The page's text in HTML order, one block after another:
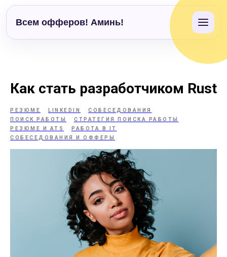
Всем офферов! Аминь!
Как стать разработчиком Rust
РЕЗЮМЕ LINKEDIN
СОБЕСЕДОВАНИЯ
ПОИСК РАБОТЫ
СТРАТЕГИЯ ПОИСКА РАБОТЫ
РЕЗЮМЕ И ATS
РАБОТА В IT
СОБЕСЕДОВАНИЯ И ОФФЕРЫ